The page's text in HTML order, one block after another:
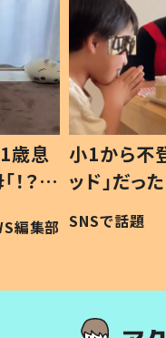
歳息
？」
編集部
小1から不
ッド」だ
作り続け
#令和の子
SNSで話題